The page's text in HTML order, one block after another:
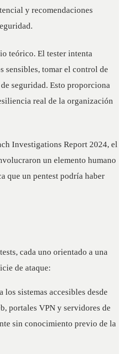
y recomendaciones
teórico. El tester intenta
sensibles, tomar el control de
seguridad. Esto proporciona
real de la organización
Investigations Report 2024, el
un elemento humano
que un pentest podría haber
cada uno orientado a una
de ataque:
los sistemas accesibles desde
portales VPN y servidores de
sin conocimiento previo de la